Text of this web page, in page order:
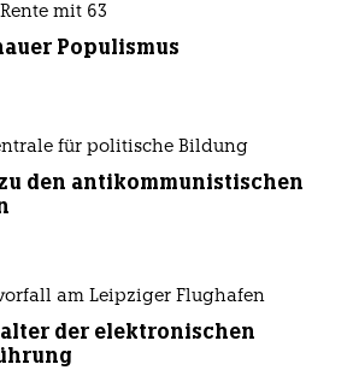
mit 63
Populismus
für politische Bildung
den antikommunistischen
am Leipziger Flughafen
der elektronischen